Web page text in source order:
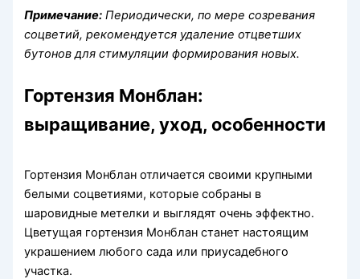
Примечание: Периодически, по мере созревания
соцветий, рекомендуется удаление отцветших
бутонов для стимуляции формирования новых.
Гортензия Монблан:
выращивание, уход, особенности
Гортензия Монблан отличается своими крупными
белыми соцветиями, которые собраны в
шаровидные метелки и выглядят очень эффектно.
Цветущая гортензия Монблан станет настоящим
украшением любого сада или приусадебного
участка.